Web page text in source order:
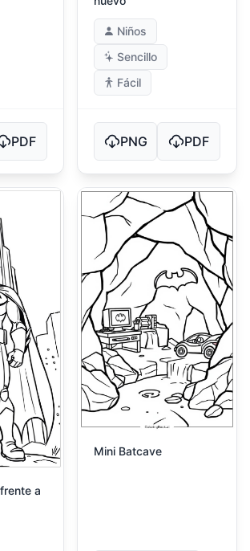
PDF
Niños
Sencillo
Fácil
PNG PDF
a
Mini Batcave